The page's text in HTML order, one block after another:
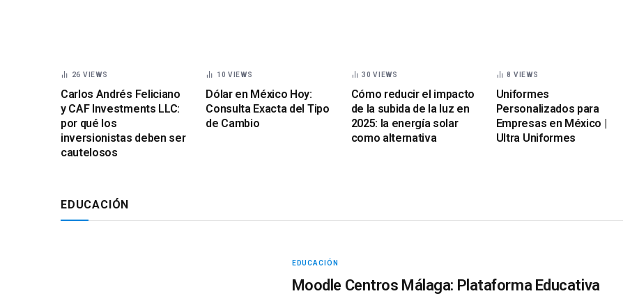
26 VIEWS
Carlos Andrés Feliciano
y CAF Investments LLC:
por qué los
inversionistas deben ser
cautelosos
10VIEWS
Dólar en México Hoy:
Consulta Exacta del Tipo
de Cambio
30VIEWS
Cómo reducir el impacto
de la subida de la luz en
2025: la energía solar
como alternativa
8 VIEWS
Uniformes
Personalizados para
Empresas en México |
Ultra Uniformes
EDUCACIÓN
EDUCACIÓN
Moodle Centros Málaga: Plataforma Educativa